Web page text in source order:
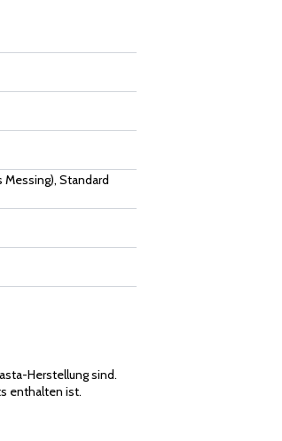
Standard
Herstellung sind.
enthalten ist.